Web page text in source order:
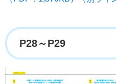
P28～P29